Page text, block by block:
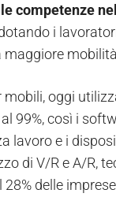
competenze
i
maggiore
oggi
99%, così i
lavoro e i
di V/R e A/R,
delle